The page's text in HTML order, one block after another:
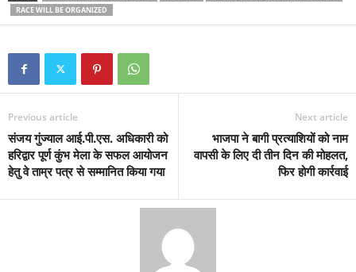
RACE WILL BE ORGANIZED
Previous article
संजय गुंज्याल आई.पी.एस. अधिकारी को
हरिद्वार पूर्ण कुंभ मेला के सफल आयोजन
हेतु वे ताम्र पत्र से सम्मानित किया गया
Next article
भाजपा ने बागी प्रत्याशियों को नाम
वापसी के लिए दी तीन दिन की मोहलत,
फिर होगी कार्रवाई